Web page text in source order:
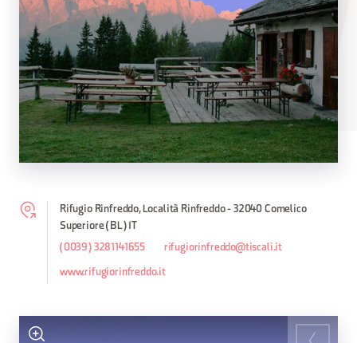
Rifugio Rinfreddo, Località Rinfreddo - 32040 Comelico
Superiore (BL) IT
(0039) 3281141655 rifugiorinfreddo@tiscali.it
www.rifugiorinfreddo.it